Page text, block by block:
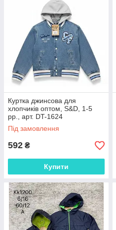
Куртка джинсова для
хлопчиків оптом, S&D, 1-5
рр., арт. DT-1624
Під замовлення
592 ₴
Купити